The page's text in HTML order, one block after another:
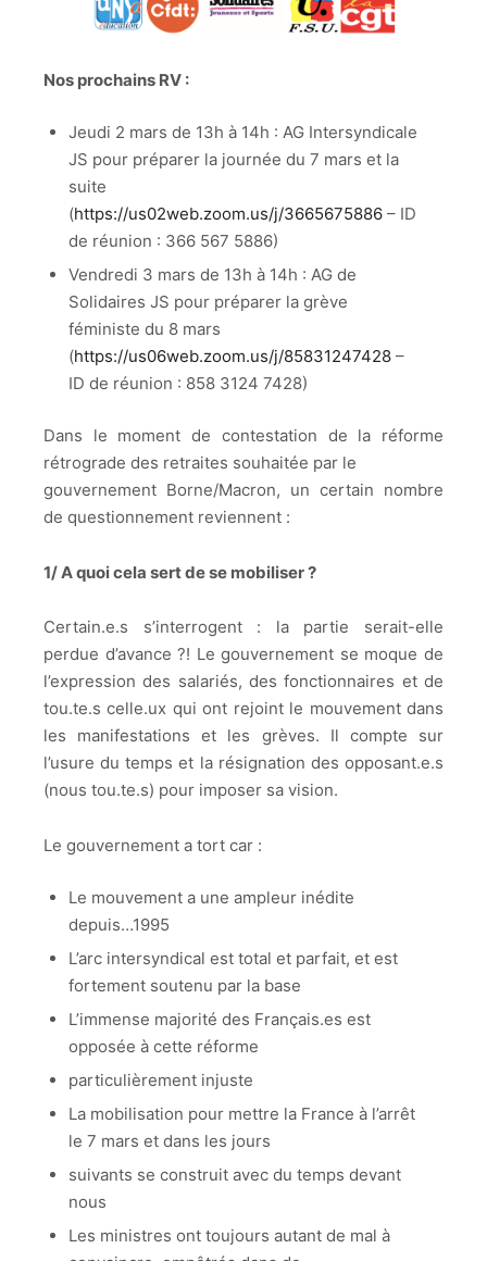
Nos prochains RV :
Jeudi 2 mars de 13h à 14h : AG Intersyndicale
JS pour préparer la journée du 7 mars et la
suite
(https://us02web.zoom.us/j/3665675886– ID
de réunion : 366 567 5886)
Vendredi 3 mars de 13h à 14h : AG de
Solidaires JS pour préparer la grève
féministe du 8 mars
(https://us06web.zoom.us/j/85831247428–
ID de réunion : 858 3124 7428)
Dans le moment de contestation de la réforme
rétrograde des retraites souhaitée par le
gouvernement Borne/Macron, un certain nombre
de questionnement reviennent :
1/ A quoi cela sert de se mobiliser ?
Certain.e.s s’interrogent : la partie serait-elle
perdue d’avance ?! Le gouvernement se moque de
l’expression des salariés, des fonctionnaires et de
tou.te.s celle.ux qui ont rejoint le mouvement dans
les manifestations et les grèves. Il compte sur
l’usure du temps et la résignation des opposant.e.s
(nous tou.te.s) pour imposer sa vision.
Le gouvernement a tort car :
Le mouvement a une ampleur inédite
depuis…1995
L’arc intersyndical est total et parfait, et est
fortement soutenu par la base
L’immense majorité des Français.es est
opposée à cette réforme
particulièrement injuste
La mobilisation pour mettre la France à l’arrêt
le 7 mars et dans les jours
suivants se construit avec du temps devant
nous
Les ministres ont toujours autant de mal à